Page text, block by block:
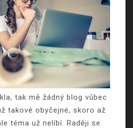
tak mě žádný blog vůbec
takové obyčejné, skoro až
téma už nelíbí. Raději se